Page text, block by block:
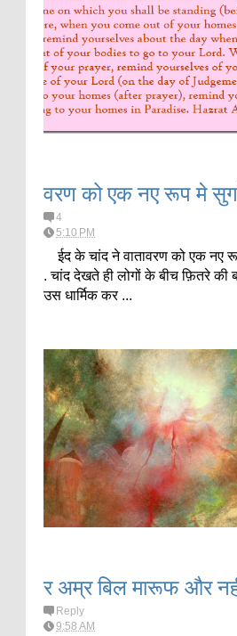
वरण को एक नए रूप मे
4
5:10 PM
ईद के चांद ने वातावरण को एक नए
. चांद देखते ही लोगों के बीच फ़ितरे की
उस धार्मिक कर ...
र अम्र बिल मारूफ और
Reply
9:58 AM